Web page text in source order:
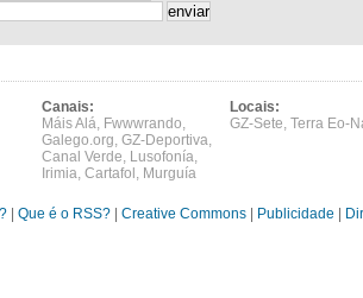
Canais:
Máis Alá, Fwwwrando,
Galego.org, GZ-Deportiva,
Canal Verde, Lusofonía,
Irimia, Cartafol , Murguía
Locais:
GZ-Sete, Terra Eo-
Que é o RSS? Creative Commons Publicidade